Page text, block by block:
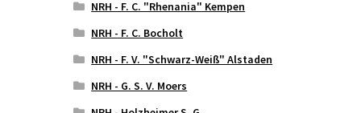
NRH - F. C. "Rhenania" Kempen
NRH - F. C. Bocholt
NRH - F. V. "Schwarz-Weiß" Alstaden
NRH - G. S. V. Moers